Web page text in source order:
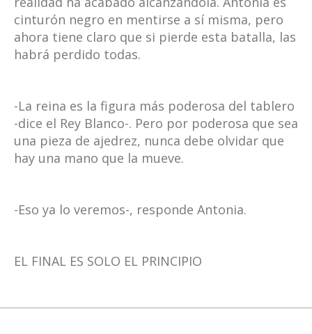
cinturón negro en mentirse a sí misma, pero
ahora tiene claro que si pierde esta batalla, las
habrá perdido todas.
-La reina es la figura más poderosa del tablero
-dice el Rey Blanco-. Pero por poderosa que sea
una pieza de ajedrez, nunca debe olvidar que
hay una mano que la mueve.
-Eso ya lo veremos-, responde Antonia.
EL FINAL ES SOLO EL PRINCIPIO